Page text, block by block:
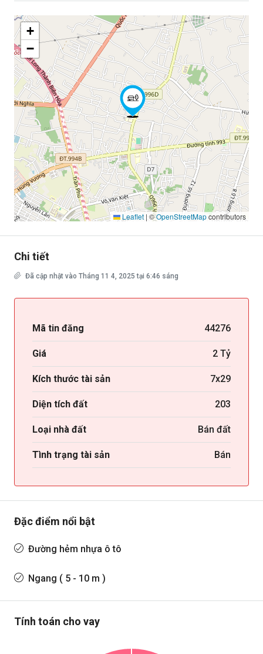
+
−
Leaflet | ©OpenStreetMapcontributors
Chi tiết
Đã cập nhật vào Tháng 11 4, 2025 tại 6:46 sáng
Mã tin đăng 44276
Giá 2 Tỷ
Kích thước tài sản 7x29
Diện tích đất 203
Loại nhà đất Bán đất
Tình trạng tài sản Bán
Đặc điểm nổi bật
Đường hẻm nhựa ô tô
Ngang ( 5 - 10 m )
Tính toán cho vay